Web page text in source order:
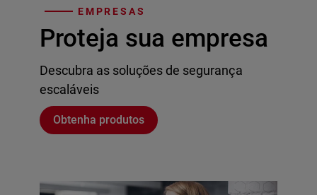
EMPRESAS
Proteja sua empresa
Descubra as soluções de segurança
escaláveis
Obtenha produtos